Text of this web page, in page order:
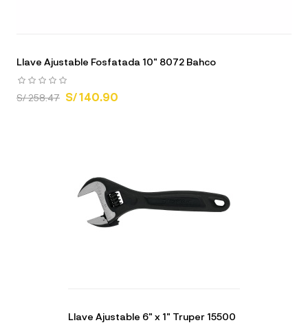
Llave Ajustable Fosfatada 10" 8072 Bahco
S/ 258.47 S/ 140.90
Llave Ajustable 6" x 1" Truper 15500